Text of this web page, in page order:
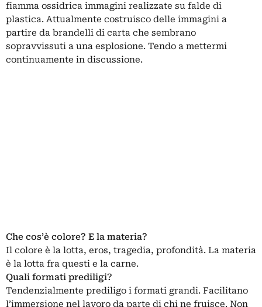
fiamma ossidrica immagini realizzate su falde di
plastica. Attualmente costruisco delle immagini a
partire da brandelli di carta che sembrano
sopravvissuti a una esplosione. Tendo a mettermi
continuamente in discussione.
Che cos’è colore? E la materia?
Il colore è la lotta, eros, tragedia, profondità. La materia
è la lotta fra questi e la carne.
Quali formati prediligi?
Tendenzialmente prediligo i formati grandi. Facilitano
l’immersione nel lavoro da parte di chi ne fruisce. Non